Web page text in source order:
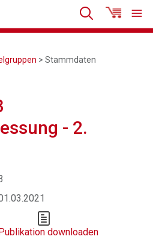
> Stammdaten
- 2.
downloaden